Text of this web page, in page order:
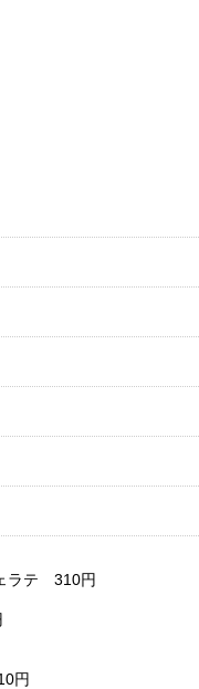
ラテ 310円
円